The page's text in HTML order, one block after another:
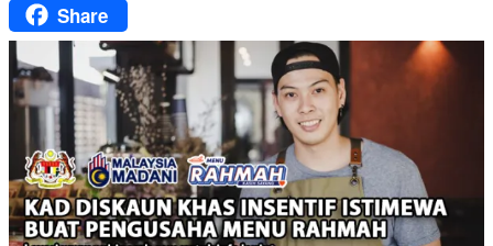
FacebookShare